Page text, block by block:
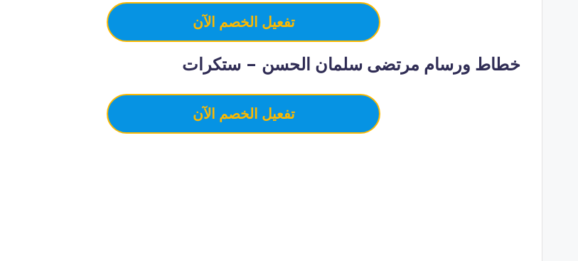
تفعيل الخصم الآن
خطاط ورسام مرتضى سلمان الحسن – ستكرات
تفعيل الخصم الآن